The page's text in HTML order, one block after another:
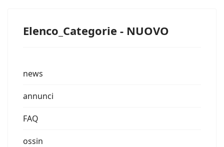
Elenco_Categorie - NUOVO
news
annunci
FAQ
ossin